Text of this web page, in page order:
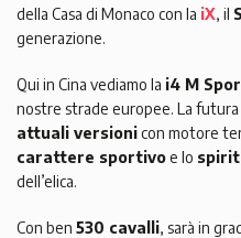
della Casa di Monaco con la iX, il
generazione.
Qui in Cina vediamo la i4 M
nostre strade europee. La
attuali versionicon motore
carattere sportivoe lo
dell’elica.
Con ben 530 cavalli, sarà in